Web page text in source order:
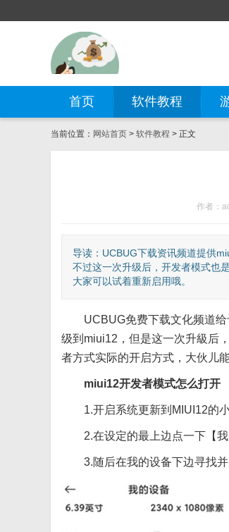
首页 软件教程
当前位置： 网站首页 > 软件教程 > 正文
作者：
导读：UCBUG下载资讯频道提供
不过这一次升级后，开发者模式也
大家可以试着重新启用哦。
UCBUG免费下载文化频道给
级到miui12，但是这一次升級后
者方式实际的开启方式，大伙儿
miui12开发者模式怎么打开
1.开启系统更新到MIUI12的小
2.在设定的最上边点一下【我
3.随后在我的设备下边寻找并